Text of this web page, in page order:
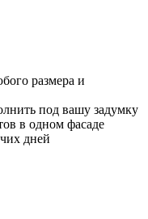
размера и
под вашу задумку
в одном фасаде
дней